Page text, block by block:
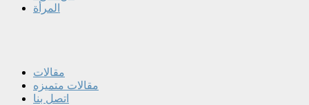
المرأة
مقالات
مقالات متميزه
اتصل بنا